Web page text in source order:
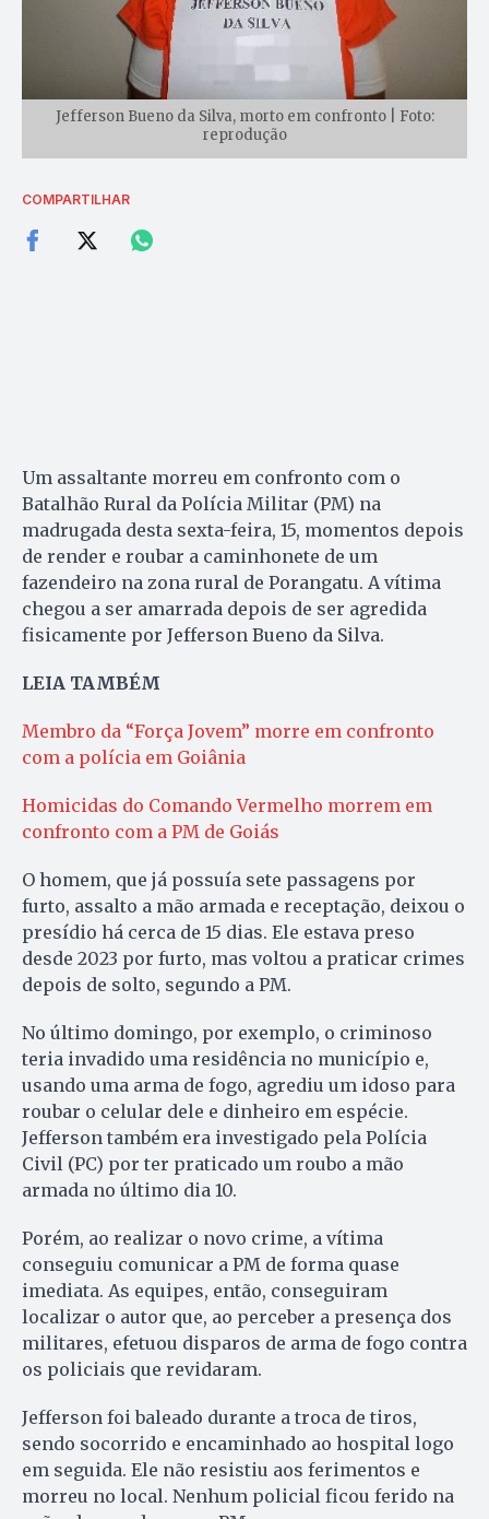
Jefferson Bueno da Silva, morto em confronto | Foto:
reprodução
COMPARTILHAR
Um assaltante morreu em confronto com o
Batalhão Rural da Polícia Militar (PM) na
madrugada desta sexta-feira, 15, momentos depois
de render e roubar a caminhonete de um
fazendeiro na zona rural de Porangatu. A vítima
chegou a ser amarrada depois de ser agredida
fisicamente por Jefferson Bueno da Silva.
LEIA TAMBÉM
Membro da “Força Jovem” morre em confronto
com a polícia em Goiânia
Homicidas do Comando Vermelho morrem em
confronto com a PM de Goiás
O homem, que já possuía sete passagens por
furto, assalto a mão armada e receptação, deixou o
presídio há cerca de 15 dias. Ele estava preso
desde 2023 por furto, mas voltou a praticar crimes
depois de solto, segundo a PM.
No último domingo, por exemplo, o criminoso
teria invadido uma residência no município e,
usando uma arma de fogo, agrediu um idoso para
roubar o celular dele e dinheiro em espécie.
Jefferson também era investigado pela Polícia
Civil (PC) por ter praticado um roubo a mão
armada no último dia 10.
Porém, ao realizar o novo crime, a vítima
conseguiu comunicar a PM de forma quase
imediata. As equipes, então, conseguiram
localizar o autor que, ao perceber a presença dos
militares, efetuou disparos de arma de fogo contra
os policiais que revidaram.
Jefferson foi baleado durante a troca de tiros,
sendo socorrido e encaminhado ao hospital logo
em seguida. Ele não resistiu aos ferimentos e
morreu no local. Nenhum policial ficou ferido na